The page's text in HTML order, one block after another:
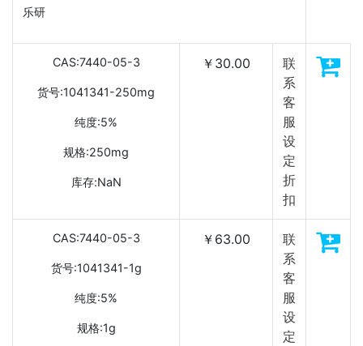
乐研
CAS:7440-05-3
货号:1041341-250mg
纯度:5%
规格:250mg
库存:NaN
￥30.00
联
系
客
服
设
定
折
扣
CAS:7440-05-3
货号:1041341-1g
纯度:5%
规格:1g
￥63.00
联
系
客
服
设
定